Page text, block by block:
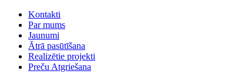
Kontakti
Par mums
Jaunumi
Ātrā pasūtīšana
Realizētie projekti
Preču Atgriešana